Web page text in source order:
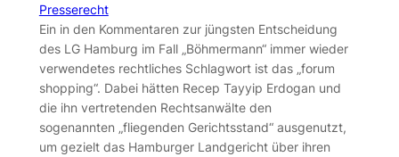
Presserecht
Ein in den Kommentaren zur jüngsten Entscheidung
des LG Hamburg im Fall „Böhmermann“ immer wieder
verwendetes rechtliches Schlagwort ist das „forum
shopping“. Dabei hätten Recep Tayyip Erdogan und
die ihn vertretenden Rechtsanwälte den
sogenannten „fliegenden Gerichtsstand“ ausgenutzt,
um gezielt das Hamburger Landgericht über ihren